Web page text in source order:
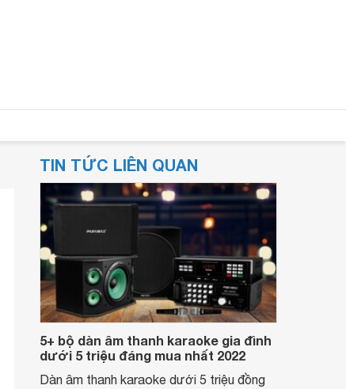
TIN TỨC LIÊN QUAN
5+ bộ dàn âm thanh karaoke gia đình
dưới 5 triệu đáng mua nhất 2022
Dàn âm thanh karaoke dưới 5 triệu đồng